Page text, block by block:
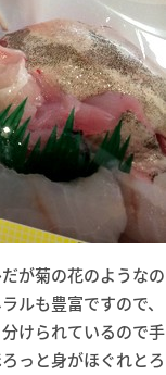
が菊の花のようなの
ルも豊富ですので、
けられているので手
っと身がほぐれとろ